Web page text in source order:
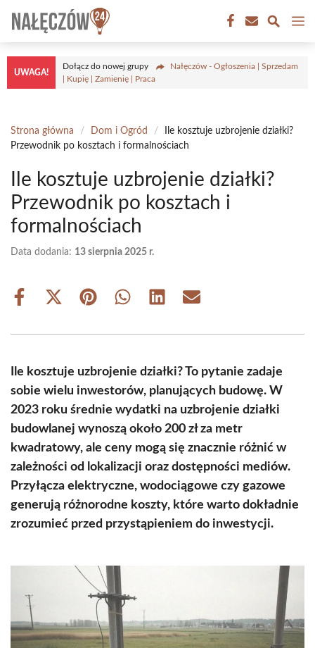
treści
UWAGA!
Dołącz do nowej grupy
Nałęczów - Ogłoszenia | Sprzedam
| Kupię | Zamienię | Praca
Strona główna / Dom i Ogród /
Ile kosztuje uzbrojenie działki?
Przewodnik po kosztach i formalnościach
Ile kosztuje uzbrojenie działki?
Przewodnik po kosztach i
formalnościach
Data dodania: 13 sierpnia 2025 r.
Share
Share
(Twitter)
Share Share Share Share
Ile kosztuje uzbrojenie działki? To pytanie zadaje
sobie wielu inwestorów, planujących budowę. W
2023 roku średnie wydatki na uzbrojenie działki
budowlanej wynoszą około 200 zł za metr
kwadratowy, ale ceny mogą się znacznie różnić w
zależności od lokalizacji oraz dostępności mediów.
Przyłącza elektryczne, wodociągowe czy gazowe
generują różnorodne koszty, które warto dokładnie
zrozumieć przed przystąpieniem do inwestycji.